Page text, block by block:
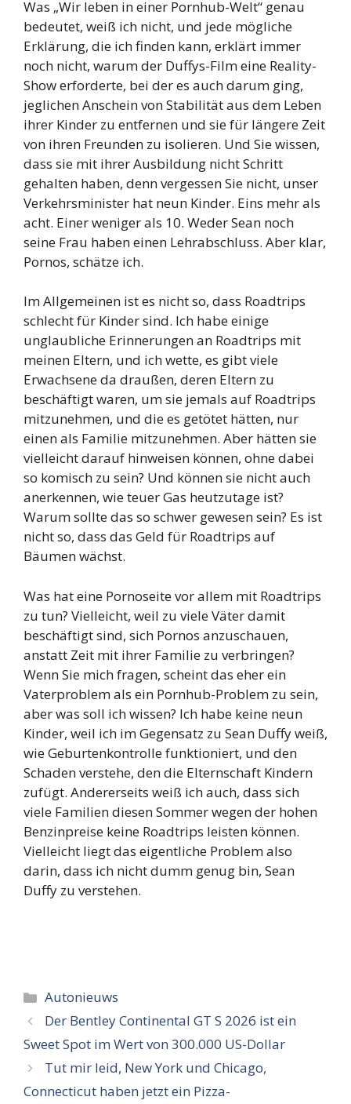
Was „Wir leben in einer Pornhub-Welt“ genau
bedeutet, weiß ich nicht, und jede mögliche
Erklärung, die ich finden kann, erklärt immer
noch nicht, warum der Duffys-Film eine Reality-
Show erforderte, bei der es auch darum ging,
jeglichen Anschein von Stabilität aus dem Leben
ihrer Kinder zu entfernen und sie für längere Zeit
von ihren Freunden zu isolieren. Und Sie wissen,
dass sie mit ihrer Ausbildung nicht Schritt
gehalten haben, denn vergessen Sie nicht, unser
Verkehrsminister hat neun Kinder. Eins mehr als
acht. Einer weniger als 10. Weder Sean noch
seine Frau haben einen Lehrabschluss. Aber klar,
Pornos, schätze ich.
Im Allgemeinen ist es nicht so, dass Roadtrips
schlecht für Kinder sind. Ich habe einige
unglaubliche Erinnerungen an Roadtrips mit
meinen Eltern, und ich wette, es gibt viele
Erwachsene da draußen, deren Eltern zu
beschäftigt waren, um sie jemals auf Roadtrips
mitzunehmen, und die es getötet hätten, nur
einen als Familie mitzunehmen. Aber hätten sie
vielleicht darauf hinweisen können, ohne dabei
so komisch zu sein? Und können sie nicht auch
anerkennen, wie teuer Gas heutzutage ist?
Warum sollte das so schwer gewesen sein? Es ist
nicht so, dass das Geld für Roadtrips auf
Bäumen wächst.
Was hat eine Pornoseite vor allem mit Roadtrips
zu tun? Vielleicht, weil zu viele Väter damit
beschäftigt sind, sich Pornos anzuschauen,
anstatt Zeit mit ihrer Familie zu verbringen?
Wenn Sie mich fragen, scheint das eher ein
Vaterproblem als ein Pornhub-Problem zu sein,
aber was soll ich wissen? Ich habe keine neun
Kinder, weil ich im Gegensatz zu Sean Duffy weiß,
wie Geburtenkontrolle funktioniert, und den
Schaden verstehe, den die Elternschaft Kindern
zufügt. Andererseits weiß ich auch, dass sich
viele Familien diesen Sommer wegen der hohen
Benzinpreise keine Roadtrips leisten können.
Vielleicht liegt das eigentliche Problem also
darin, dass ich nicht dumm genug bin, Sean
Duffy zu verstehen.
Categorieën
Autonieuws
Der Bentley Continental GT S 2026 ist ein
Sweet Spot im Wert von 300.000 US-Dollar
Tut mir leid, New York und Chicago,
Connecticut haben jetzt ein Pizza-